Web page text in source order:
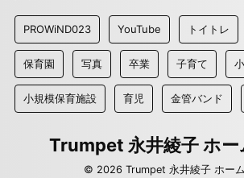
PROWiND023 YouTube トイトレ
保育園 写真 卒業 子育て
小規模保育施設 育児 金管バンド
Trumpet 永井綾子 ホー
© 2026 Trumpet 永井綾子 ホー